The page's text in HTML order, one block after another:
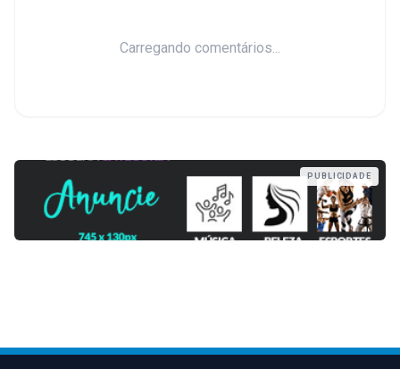
Carregando comentários...
PUBLICIDADE